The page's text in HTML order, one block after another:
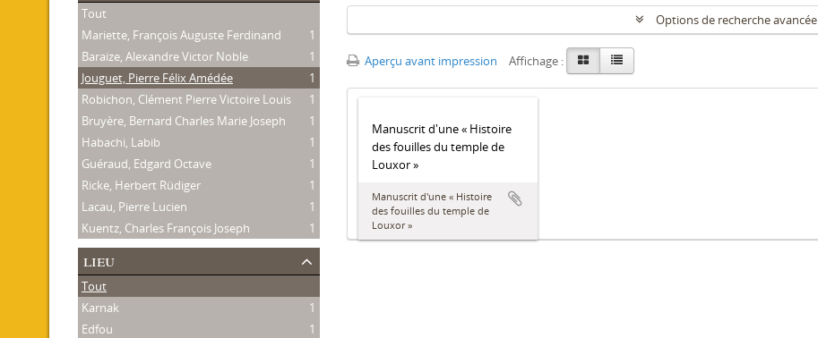
Tout
Mariette, François Auguste Ferdinand
1
Baraize, Alexandre Victor Noble
1
Jouguet, Pierre Félix Amédée
1
Robichon, Clément Pierre Victoire Louis
1
Bruyère, Bernard Charles Marie Joseph
1
Habachi, Labib
1
Guéraud, Edgard Octave
1
Ricke, Herbert Rüdiger
1
Lacau, Pierre Lucien
1
Kuentz, Charles François Joseph
1
lieu
Tout
Karnak
1
Edfou
1
Options de recherche avancée
Aperçu avant impression Affichage :
Manuscrit d'une « Histoire
des fouilles du temple de
Louxor »
Manuscrit d'une « Histoire
des fouilles du temple de
Louxor »